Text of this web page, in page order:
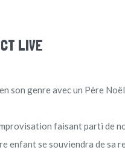
LIVE
son genre avec un Père
faisant parti de
enfant se souviendra de sa